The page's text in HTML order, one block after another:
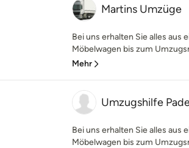
Martins Umzüge
Bei uns erhalten Sie alles aus
Möbelwagen bis zum
Mehr
Umzugshilfe
Bei uns erhalten Sie alles aus
Möbelwagen bis zum